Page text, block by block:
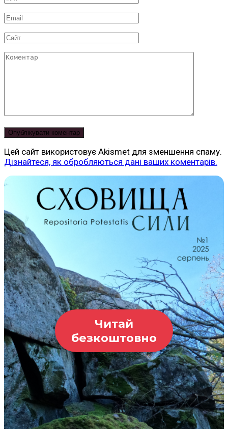
Email
Сайт
Коментар
Цей сайт використовує Akismet для зменшення спаму.
Дізнайтеся, як обробляються дані ваших коментарів.
Читай
безкоштовно